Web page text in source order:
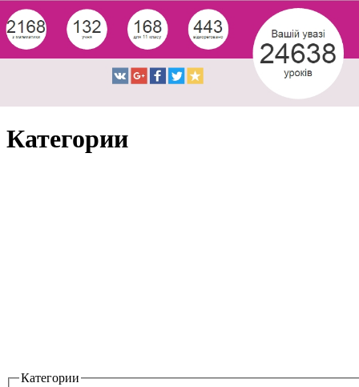
Категории
Категории